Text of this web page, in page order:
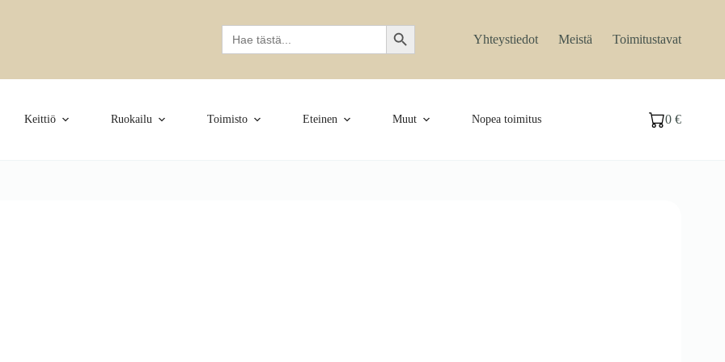
Search
for:
Search Button Yhteystiedot Meistä Toimitustavat
Keittiö Ruokailu Toimisto Eteinen Muut Nopea toimitus Ostoskori
0€